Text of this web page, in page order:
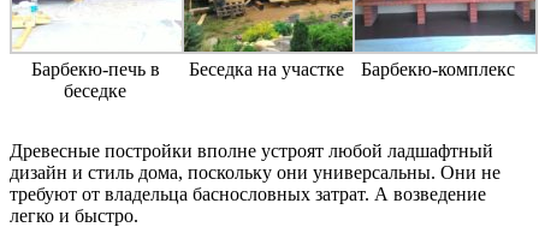
Барбекю-печь в
беседке
Беседка на участке Барбекю-комплекс
Древесные постройки вполне устроят любой ладшафтный
дизайн и стиль дома, поскольку они универсальны. Они не
требуют от владельца баснословных затрат. А возведение
легко и быстро.